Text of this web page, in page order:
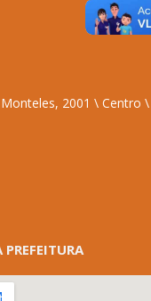
2001 \ Centro